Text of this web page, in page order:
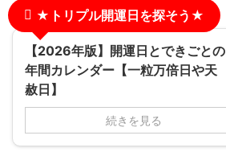
★トリプル開運日を探そう★
【2026年版】開運日とできごとの
年間カレンダー【一粒万倍日や天
赦日】
続きを見る